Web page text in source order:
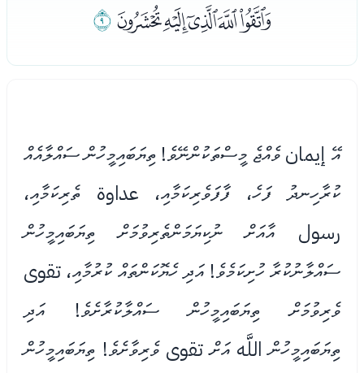
ﯞﯟﯠﯡﯢﯣ
އޭ إيمان ވެއްޖެ މީސްތަކުންނޭވެ! ތިޔަބައިމީހުން ސައްލާއެއް
ކުރާހިނދު ފަހެ، ފާފަވެރިކަމާއި، عداوة ތެރިކަމާއި،
رسول އާއަށް ނުކިޔަމަންތެރިވުމަށް ތިޔަބައިމީހުން
ސައްލާނުކުރާ ހުށިކަމެވެ! އަދި ހެޔޮކަންތައް ކުރުމާއި، تقوى
ވެރިވުމަށް ތިޔަބައިމީހުން ސައްލާކުރާށެވެ! އަދި
ތިޔަބައިމީހުން اللَّه އަށް تقوى ވެރިވާށެވެ! ތިޔަބައިމީހުން